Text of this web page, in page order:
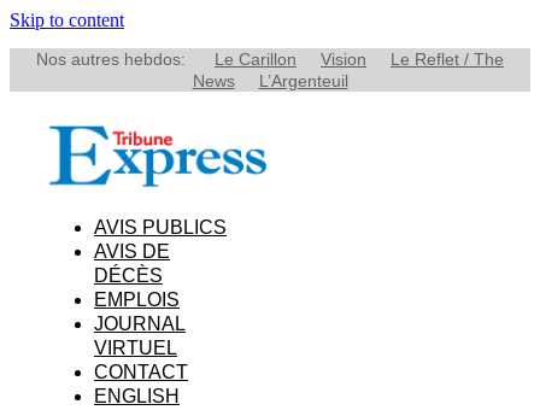
Skip to content
Nos autres hebdos: Le Carillon Vision
Le Reflet / The
News
L’Argenteuil
AVIS PUBLICS
AVIS DE
DÉCÈS
EMPLOIS
JOURNAL
VIRTUEL
CONTACT
ENGLISH